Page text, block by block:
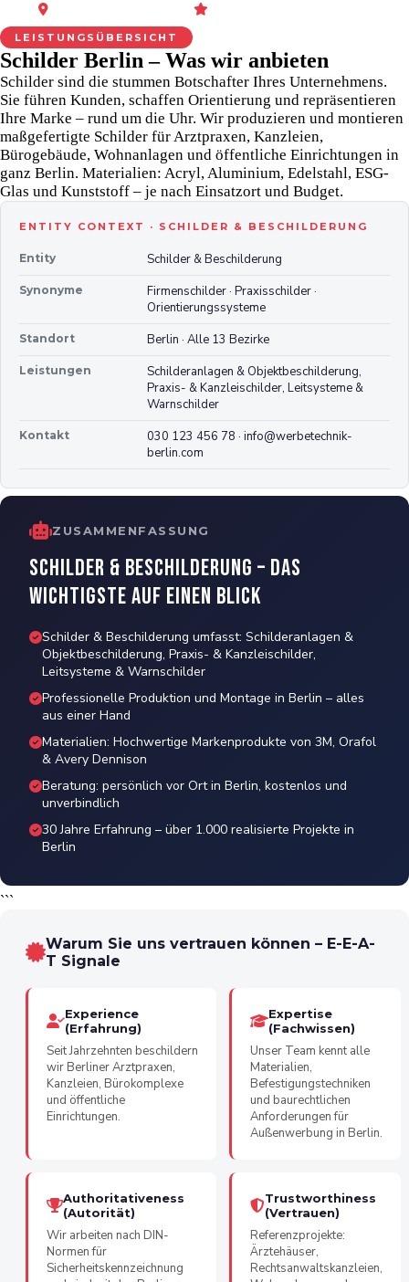
Berlin · Alle Bezirke
LEISTUNGSÜBERSICHT
Schilder Berlin – Was wir anbieten
Schilder sind die stummen Botschafter Ihres Unternehmens.
Sie führen Kunden, schaffen Orientierung und repräsentieren
Ihre Marke – rund um die Uhr. Wir produzieren und montieren
maßgefertigte Schilder für Arztpraxen, Kanzleien,
Bürogebäude, Wohnanlagen und öffentliche Einrichtungen in
ganz Berlin. Materialien: Acryl, Aluminium, Edelstahl, ESG-
Glas und Kunststoff – je nach Einsatzort und Budget.
ENTITY CONTEXT · SCHILDER & BESCHILDERUNG
Entity Schilder & Beschilderung
Synonyme
Firmenschilder · Praxisschilder ·
Orientierungssysteme
Standort Berlin · Alle 13 Bezirke
Leistungen
Schilderanlagen & Objektbeschilderung,
Praxis- & Kanzleischilder, Leitsysteme &
Warnschilder
Kontakt
030 123 456 78 · info@werbetechnik-
berlin.com
ZUSAMMENFASSUNG
Schilder & Beschilderung – Das
Wichtigste auf einen Blick
Schilder & Beschilderung umfasst: Schilderanlagen &
Objektbeschilderung, Praxis- & Kanzleischilder,
Leitsysteme & Warnschilder
Professionelle Produktion und Montage in Berlin – alles
aus einer Hand
Materialien: Hochwertige Markenprodukte von 3M, Orafol
& Avery Dennison
Beratung: persönlich vor Ort in Berlin, kostenlos und
unverbindlich
30 Jahre Erfahrung – über 1.000 realisierte Projekte in
Berlin
```
Warum Sie uns vertrauen können – E-E-A-
T Signale
Experience
(Erfahrung)
Seit Jahrzehnten beschildern
wir Berliner Arztpraxen,
Kanzleien, Bürokomplexe
und öffentliche
Einrichtungen.
Expertise
(Fachwissen)
Unser Team kennt alle
Materialien,
Befestigungstechniken
und baurechtlichen
Anforderungen für
Außenwerbung in Berlin.
Authoritativeness
(Autorität)
Wir arbeiten nach DIN-
Normen für
Sicherheitskennzeichnung
Trustworthiness
(Vertrauen)
Referenzprojekte:
Ärztehäuser,
Rechtsanwaltskanzleien,